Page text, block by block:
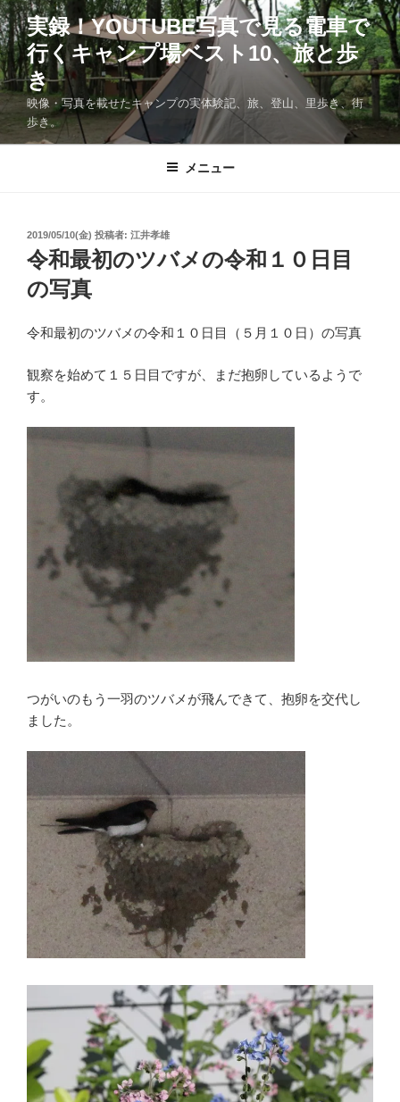
コ
ン
テ
ン
ツ
へ
ス
実録！YOUTUBE写真で見る電車で
行くキャンプ場ベスト10、旅と歩
き
映像・写真を載せたキャンプの実体験記、旅、登山、里歩き、街
歩き。
メニュー
投
稿
日:
2019/05/10(金) 投稿者: 江井孝雄
令和最初のツバメの令和１０日目
の写真
令和最初のツバメの令和１０日目（５月１０日）の写真
観察を始めて１５日目ですが、まだ抱卵しているようで
す。
つがいのもう一羽のツバメが飛んできて、抱卵を交代し
ました。